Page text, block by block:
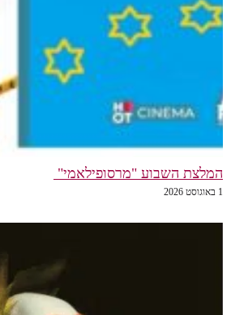
המלצת השבוע "מרסופילאמי"
1 באוגוסט 2026